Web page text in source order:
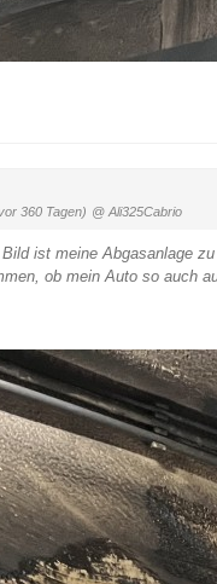
360 Tagen) @ Ali325Cabrio
ist meine Abgasanlage
ob mein Auto so auch